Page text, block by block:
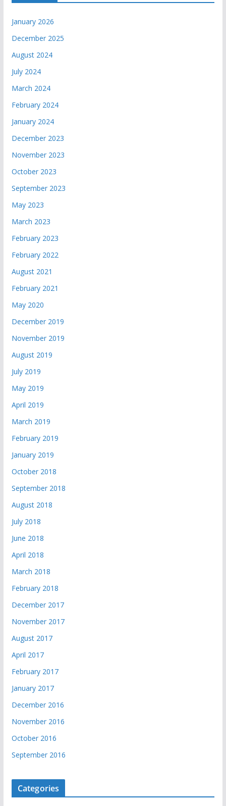
January 2026
December 2025
August 2024
July 2024
March 2024
February 2024
January 2024
December 2023
November 2023
October 2023
September 2023
May 2023
March 2023
February 2023
February 2022
August 2021
February 2021
May 2020
December 2019
November 2019
August 2019
July 2019
May 2019
April 2019
March 2019
February 2019
January 2019
October 2018
September 2018
August 2018
July 2018
June 2018
April 2018
March 2018
February 2018
December 2017
November 2017
August 2017
April 2017
February 2017
January 2017
December 2016
November 2016
October 2016
September 2016
Categories